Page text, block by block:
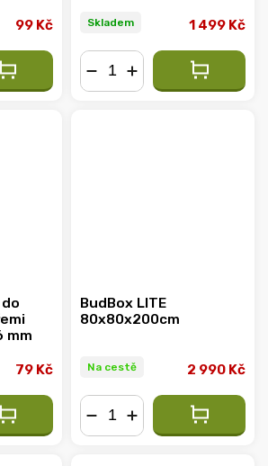
99 Kč Skladem 1 499 Kč
mm
79 Kč
BudBox LITE
80x80x200cm
Na cestě 2 990 Kč